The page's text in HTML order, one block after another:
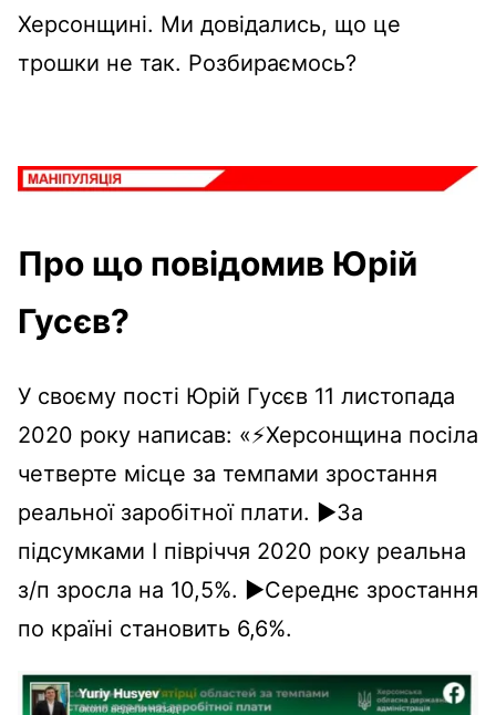
Херсонщині. Ми довідались, що це
трошки не так. Розбираємось?
Про що повідомив Юрій
Гусєв?
У своєму пості Юрій Гусєв 11 листопада
2020 року написав: «⚡️Херсонщина посіла
четверте місце за темпами зростання
реальної заробітної плати. ▶️За
підсумками І півріччя 2020 року реальна
з/п зросла на 10,5%. ▶️Середнє зростання
по країні становить 6,6%.